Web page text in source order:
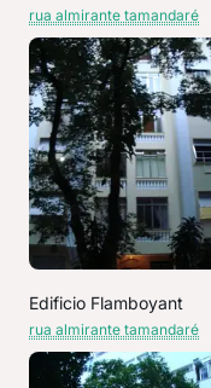
rua almirante tamandaré
Edificio Flamboyant
rua almirante tamandaré